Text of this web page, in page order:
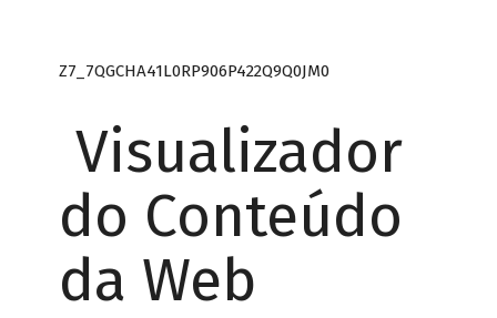
Z7_7QGCHA41L0RP906P422Q9Q0JM0
Visualizador
do Conteúdo
da Web